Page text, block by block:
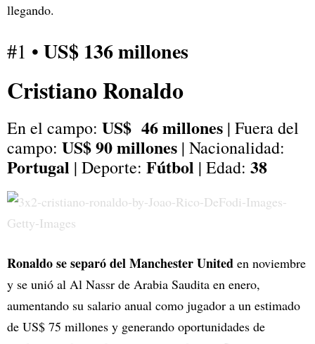
llegando.
#1 • US$ 136 millones
Cristiano Ronaldo
En el campo: US$ 46 millones | Fuera del
campo: US$ 90 millones | Nacionalidad:
Portugal | Deporte: Fútbol | Edad: 38
Ronaldo se separó del Manchester United en noviembre
y se unió al Al Nassr de Arabia Saudita en enero,
aumentando su salario anual como jugador a un estimado
de US$ 75 millones y generando oportunidades de